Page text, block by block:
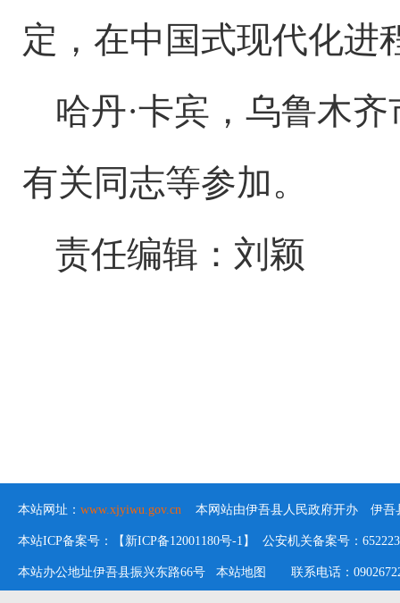
定，在中国式现代化进
哈丹·卡宾，乌鲁木
有关同志等参加。
责任编辑：刘颖
本站网址： www.xjyiwu.gov.cn 本网站由伊吾县人民政府开办 伊吾
本站ICP备案号：【新ICP备12001180号-1】 公安机关备案号：
本站办公地址伊吾县振兴东路66号 本站地图 联系电话：